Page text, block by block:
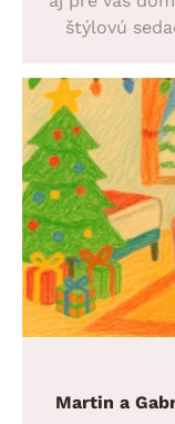
štýlovú
rok 2026
Martin a